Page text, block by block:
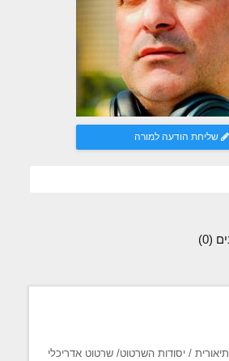
שליחת הודעה למורה
(0)
/ יסודות השרטוט/ שרטוט אדריכלי